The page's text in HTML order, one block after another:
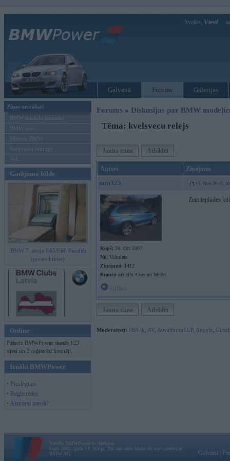
Sveiks, Viesi!
Galvenā Forums Galerijas
Ziņas un raksti
BMW modeļu jaunumi
BMW testi
Mēneša BMW
Sērijveida tūnings
Vel...
Gadījuma bilde
BMW 7. sērija E65/E66 Facelift
(preses bildes)
Online
Pašreiz BMWPower skatās 123
viesi un 2 reģistrēti lietotāji.
Ienākt BMWPower
• Pieslēgties
• Reģistrēties
• Aizmirsi paroli?
Forums » Diskusijas par BMW
Tēma: kvelsvecu relejs
Jauna tēma Atbildēt
Autors Ziņojums
mm325 15. Nov 2017,
Kopš: 20. Oct 2007
No: Valmiera
Ziņojumi: 1412
Braucu ar: zilu 4.6is un M50d
Zem ieplūdes
Jauna tēma Atbildēt
Moderatori: 968-jk AV AiwaShuraLLP, Angelz
Vortāls BMWPower.lv darbojas
kopš 2002. gada 14. maija. Tas nav auto klubs un nav saistīts ar
BMW AG.
Galvena